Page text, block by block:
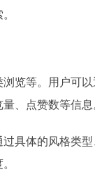
览等。用户可
、点赞数等信息
具体的风格类